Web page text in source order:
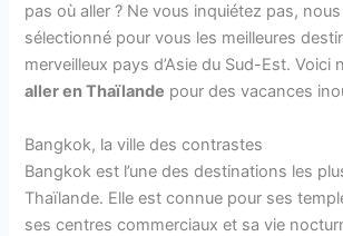
pas où aller ? Ne vous inquiétez pas,
sélectionné pour vous les meilleures
merveilleux pays d’Asie du Sud-Est.
aller en Thaïlande pour des vacances
Bangkok, la ville des contrastes
Bangkok est l’une des destinations les
Thaïlande. Elle est connue pour ses
ses centres commerciaux et sa vie